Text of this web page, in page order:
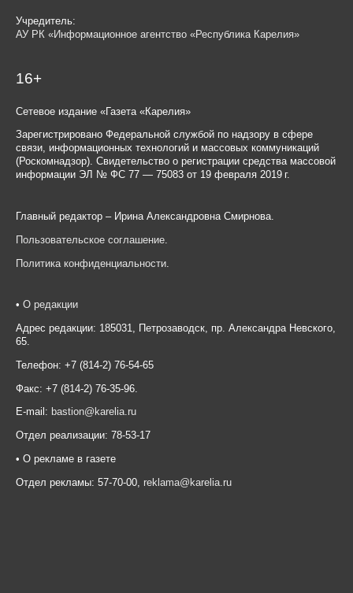
Учредитель:
АУ РК «Информационное агентство «Республика Карелия»
16+
Сетевое издание «Газета «Карелия»
Зарегистрировано Федеральной службой по надзору в сфере
связи, информационных технологий и массовых коммуникаций
(Роскомнадзор). Свидетельство о регистрации средства массовой
информации ЭЛ № ФС 77 — 75083 от 19 февраля 2019 г.
Главный редактор – Ирина Александровна Смирнова.
Пользовательское соглашение
Политика конфиденциальности
• О редакции
Адрес редакции: 185031, Петрозаводск, пр. Александра Невского,
65.
Телефон: +7 (814-2) 76-54-65
Факс: +7 (814-2) 76-35-96.
E-mail: bastion@karelia.ru
Отдел реализации: 78-53-17
• О рекламе в газете
Отдел рекламы: 57-70-00, reklama@karelia.ru